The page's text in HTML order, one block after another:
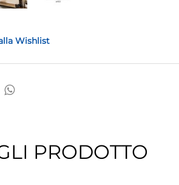
Wishlist
PRODOTTO